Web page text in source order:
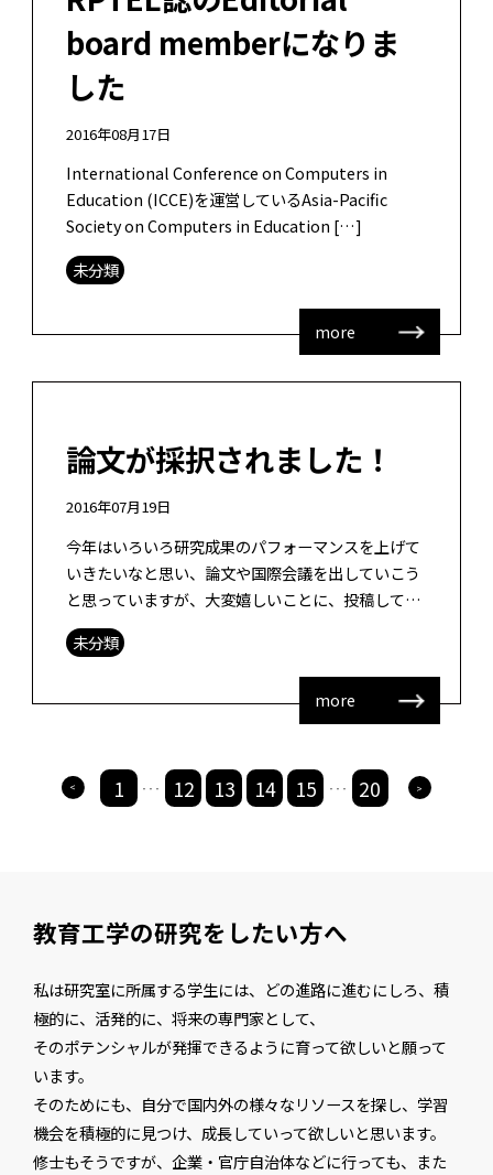
board memberになりま
した
2016年08月17日
International Conference on Computers in
Education (ICCE)を運営しているAsia-Pacific
Society on Computers in Education […]
未分類
more
論文が採択されました！
2016年07月19日
今年はいろいろ研究成果のパフォーマンスを上げて
いきたいなと思い、論文や国際会議を出していこう
と思っていますが、大変嬉しいことに、投稿してい
た論文が採録されました！ といいましても、昨年
度CELDA 2015でBest P […]
未分類
more
> 1 ・・・ 12 13 14 15 ・・・ 20 >
教育工学の研究をしたい方へ
私は研究室に所属する学生には、どの進路に進むにしろ、積
極的に、活発的に、将来の専門家として、
そのポテンシャルが発揮できるように育って欲しいと願って
います。
そのためにも、自分で国内外の様々なリソースを探し、学習
機会を積極的に見つけ、成長していって欲しいと思います。
修士もそうですが、企業・官庁自治体などに行っても、また